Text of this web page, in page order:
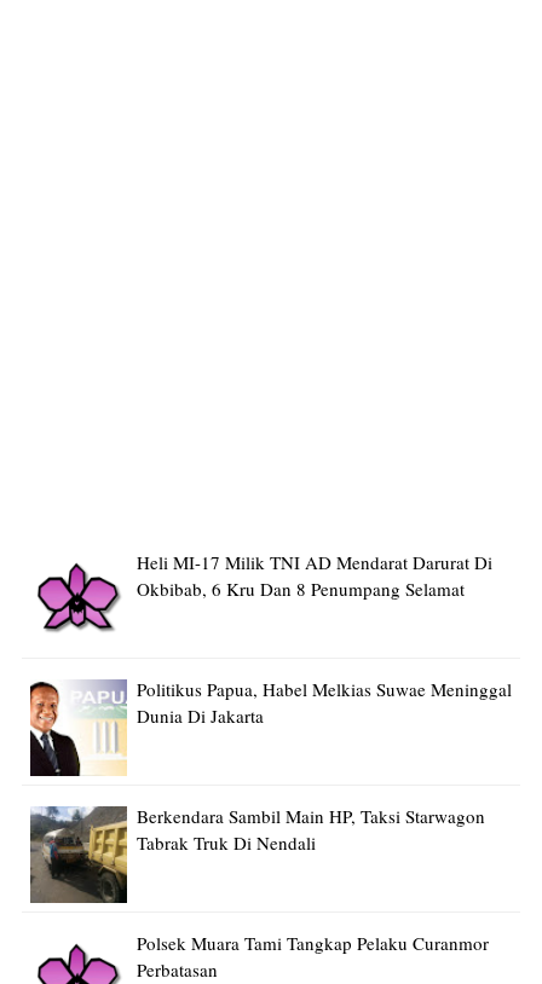
Heli MI-17 Milik TNI AD Mendarat Darurat Di
Okbibab, 6 Kru Dan 8 Penumpang Selamat
Politikus Papua, Habel Melkias Suwae Meninggal
Dunia Di Jakarta
Berkendara Sambil Main HP, Taksi Starwagon
Tabrak Truk Di Nendali
Polsek Muara Tami Tangkap Pelaku Curanmor
Perbatasan